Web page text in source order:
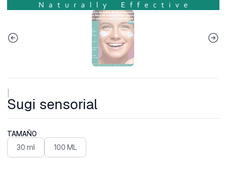
Sugi sensorial
TAMAÑO
30 ml 100 ML